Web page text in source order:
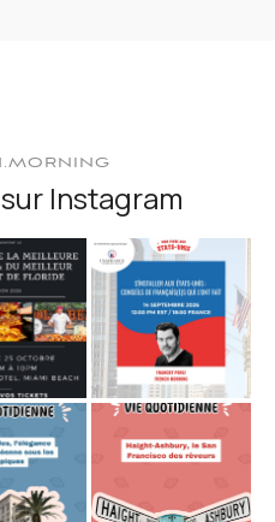
Instagram